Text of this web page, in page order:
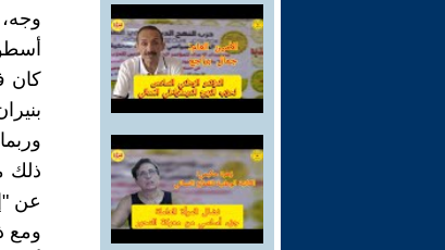
كان
ذلك
عن
ومع